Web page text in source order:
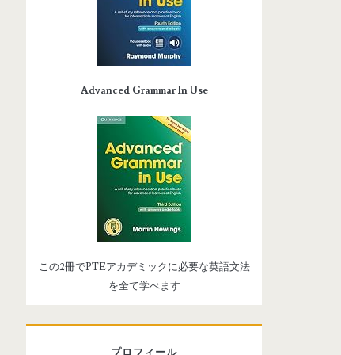
Advanced Grammar In Use
この2冊でPTEアカデミックに必要な英語文法
を全て学べます